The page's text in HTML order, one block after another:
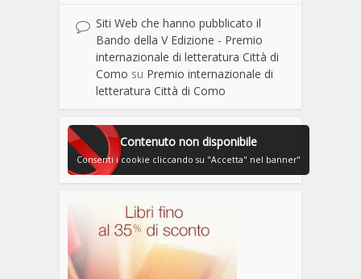
Siti Web che hanno pubblicato il
Bando della V Edizione - Premio
internazionale di letteratura Città di
Como su Premio internazionale di
letteratura Città di Como
Contenuto non disponibile
Consenti i cookie cliccando su "Accetta" nel banner"